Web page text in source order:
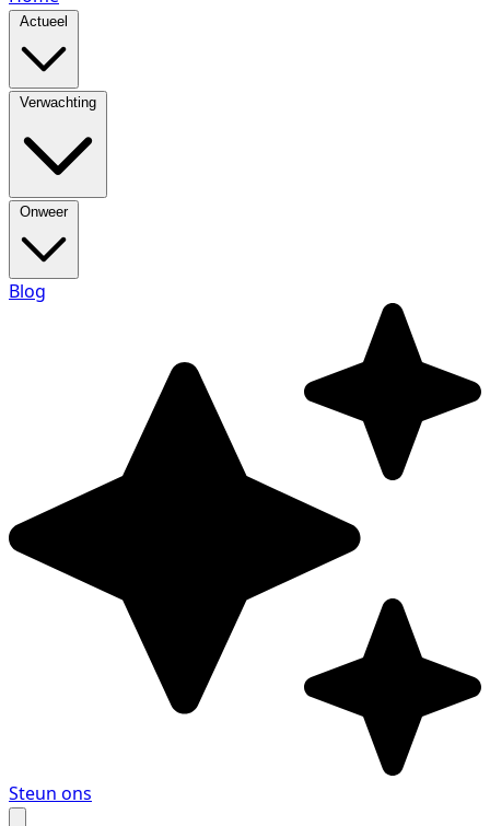
Actueel
Verwachting
Onweer
Blog
Steun ons